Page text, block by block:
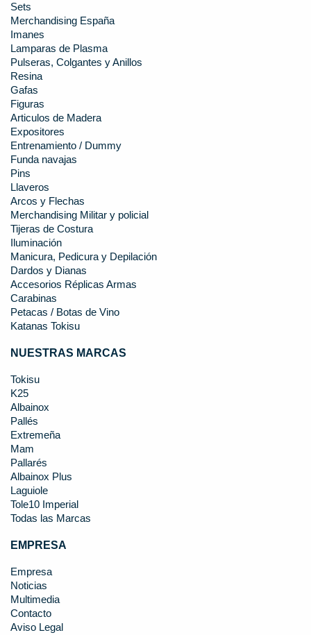
Sets
Merchandising España
Imanes
Lamparas de Plasma
Pulseras, Colgantes y Anillos
Resina
Gafas
Figuras
Articulos de Madera
Expositores
Entrenamiento / Dummy
Funda navajas
Pins
Llaveros
Arcos y Flechas
Merchandising Militar y policial
Tijeras de Costura
Iluminación
Manicura, Pedicura y Depilación
Dardos y Dianas
Accesorios Réplicas Armas
Carabinas
Petacas / Botas de Vino
Katanas Tokisu
NUESTRAS MARCAS
Tokisu
K25
Albainox
Pallés
Extremeña
Mam
Pallarés
Albainox Plus
Laguiole
Tole10 Imperial
Todas las Marcas
EMPRESA
Empresa
Noticias
Multimedia
Contacto
Aviso Legal